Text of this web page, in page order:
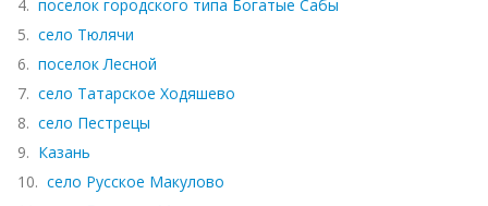
4. поселок городского типа Богатые Сабы
5. село Тюлячи
6. поселок Лесной
7. село Татарское Ходяшево
8. село Пестрецы
9. Казань
10. село Русское Макулово